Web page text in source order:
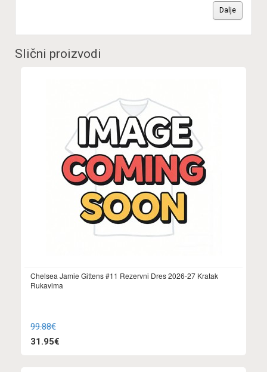
Dalje
Slični proizvodi
Chelsea Jamie Gittens #11 Rezervni Dres 2026-27 Kratak
Rukavima
99.88€
31.95€